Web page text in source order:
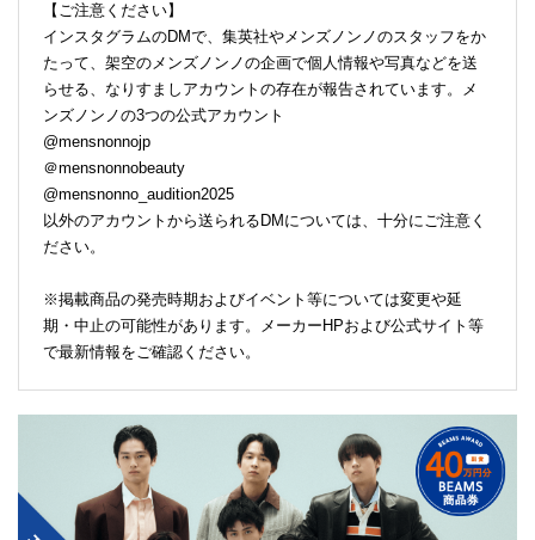
【ご注意ください】
インスタグラムのDMで、集英社やメンズノンノのスタッフをか
たって、架空のメンズノンノの企画で個人情報や写真などを送
らせる、なりすましアカウントの存在が報告されています。メ
ンズノンノの3つの公式アカウント
@mensnonnojp
＠mensnonnobeauty
@mensnonno_audition2025
以外のアカウントから送られるDMについては、十分にご注意く
ださい。
※掲載商品の発売時期およびイベント等については変更や延
期・中止の可能性があります。メーカーHPおよび公式サイト等
で最新情報をご確認ください。